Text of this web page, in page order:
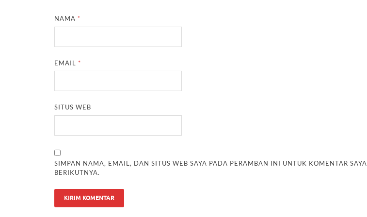
NAMA *
EMAIL *
SITUS WEB
SIMPAN NAMA, EMAIL, DAN SITUS WEB SAYA PADA PERAMBAN INI UNTUK KOMENTAR SAYA
BERIKUTNYA.